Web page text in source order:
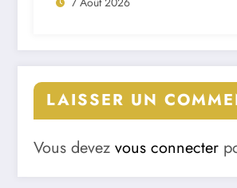
LAISSER UN
Vous devez vous connecter